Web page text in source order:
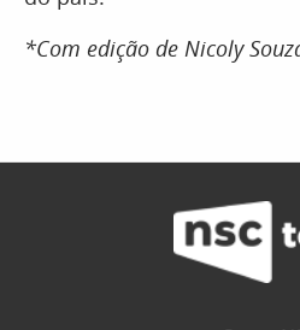
*Com edição de Nicoly